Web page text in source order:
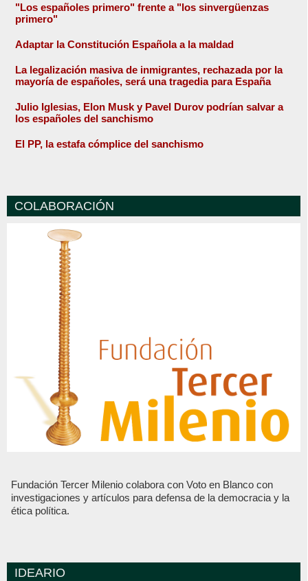
"Los españoles primero" frente a "los sinvergüenzas
primero"
Adaptar la Constitución Española a la maldad
La legalización masiva de inmigrantes, rechazada por la
mayoría de españoles, será una tragedia para España
Julio Iglesias, Elon Musk y Pavel Durov podrían salvar a
los españoles del sanchismo
El PP, la estafa cómplice del sanchismo
COLABORACIÓN
Fundación Tercer Milenio colabora con Voto en Blanco con
investigaciones y artículos para defensa de la democracia y la
ética política.
IDEARIO